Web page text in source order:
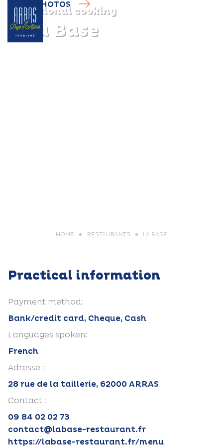
Traditional cooking
La Base
PHOTOS
HOME RESTAURANTS LA BASE
Practical information
Payment method:
Bank/credit card, Cheque, Cash
Languages spoken:
French
Adresse :
28 rue de la taillerie, 62000 ARRAS
Contact :
09 84 02 02 73
contact@labase-restaurant.fr
https://labase-restaurant.fr/menu